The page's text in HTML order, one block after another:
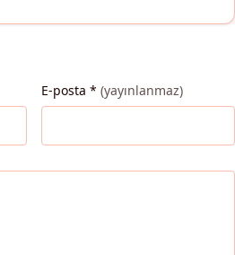
E-posta * (yayınlanmaz)